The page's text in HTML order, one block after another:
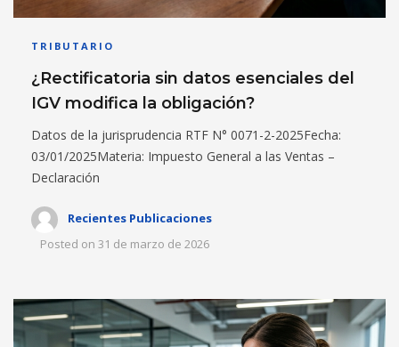
TRIBUTARIO
¿Rectificatoria sin datos esenciales del
IGV modifica la obligación?
Datos de la jurisprudencia RTF N° 0071-2-2025Fecha:
03/01/2025Materia: Impuesto General a las Ventas –
Declaración
Recientes Publicaciones
Posted on 31 de marzo de 2026